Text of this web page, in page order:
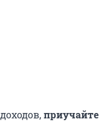
приучайте